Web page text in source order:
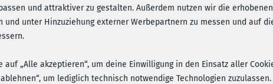
und alles trainieren! 20% Rabatt +
und attraktiver zu gestalten. Außerdem nutzen wir die
und unter Hinzuziehung externer Werbepartnern zu messen und auf
auf „Alle akzeptieren“, um deine Einwilligung in den Einsatz aller
um lediglich technisch notwendige Technologien